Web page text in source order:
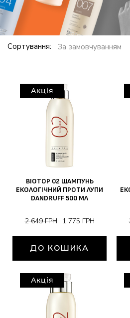
Сортування:
Акція
BIOTOP 02 ШАМПУНЬ
ЕКОЛОГІЧНИЙ ПРОТИ ЛУПИ
DANDRUFF 500 МЛ
2 649 ГРН 1 775 ГРН
ДО КОШИКА
Акція